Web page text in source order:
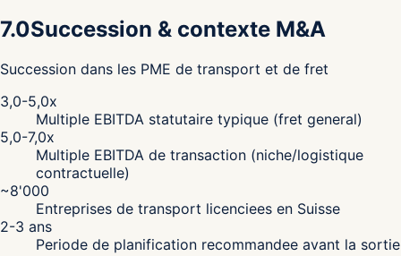
7.0Succession & contexte M&A
Succession dans les PME de transport et de fret
3,0-5,0x
Multiple EBITDA statutaire typique (fret general)
5,0-7,0x
Multiple EBITDA de transaction (niche/logistique
contractuelle)
~8'000
Entreprises de transport licenciees en Suisse
2-3 ans
Periode de planification recommandee avant la sortie